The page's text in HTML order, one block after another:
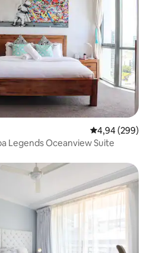
Gemiddelde
4,94 (299)
Legends Oceanview Suite